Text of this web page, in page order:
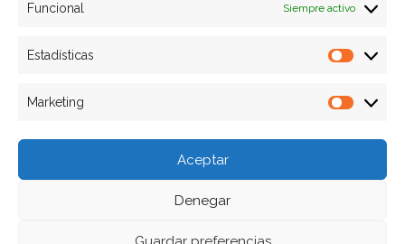
Funcional Siempre activo
Estadísticas
Marketing
Aceptar
Denegar